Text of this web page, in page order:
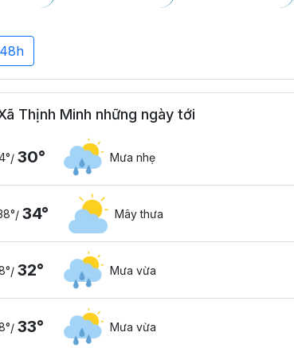
Thịnh Minh những ngày tới
/ 30° Mưa nhẹ
/ 34° Mây thưa
/ 32° Mưa vừa
/ 33° Mưa vừa